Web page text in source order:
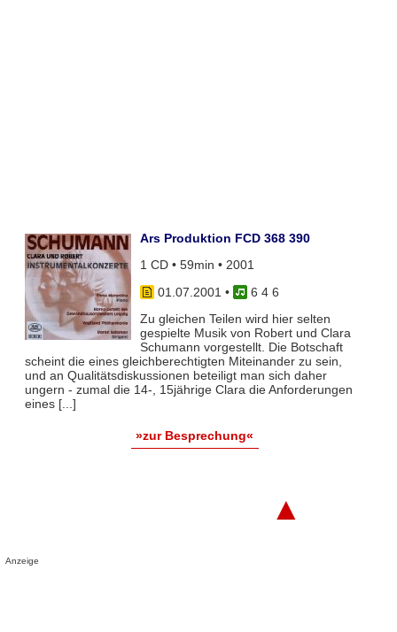
Ars Produktion FCD 368 390
1 CD • 59min • 2001
01.07.2001 •
6 4 6
Zu gleichen Teilen wird hier selten
gespielte Musik von Robert und Clara
Schumann vorgestellt. Die Botschaft
scheint die eines gleichberechtigten Miteinander zu sein,
und an Qualitätsdiskussionen beteiligt man sich daher
ungern - zumal die 14-, 15jährige Clara die Anforderungen
eines [...]
»zur Besprechung«
▲
Anzeige